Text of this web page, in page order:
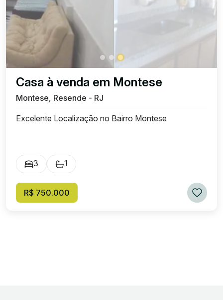
Casa à venda em Montese
Montese, Resende - RJ
Excelente Localização no Bairro Montese
3 1
R$ 750.000